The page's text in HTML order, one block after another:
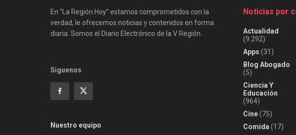
En "La Región Hoy" estamos comprometidos con la
verdad, le ofrecemos noticias y contenidos en forma
diaria. Somos el Diario Electrónico de la V Región.
Siguenos
Nuestro equipo
Noticias por
Actualidad
(9.292)
Apps (31)
Blog Abogado
(5)
Ciencia Y
Educación
(964)
Cine(75)
Comida (17)